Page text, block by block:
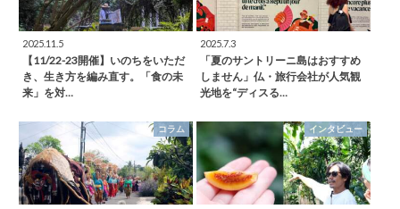
2025.11.5
【11/22-23開催】いのちをいただ
き、生き方を編み直す。「食の未
来」を対…
2025.7.3
「夏のサントリーニ島はおすすめ
しません」仏・旅行会社が人気観
光地を“ディスる…
コラム インタビュー